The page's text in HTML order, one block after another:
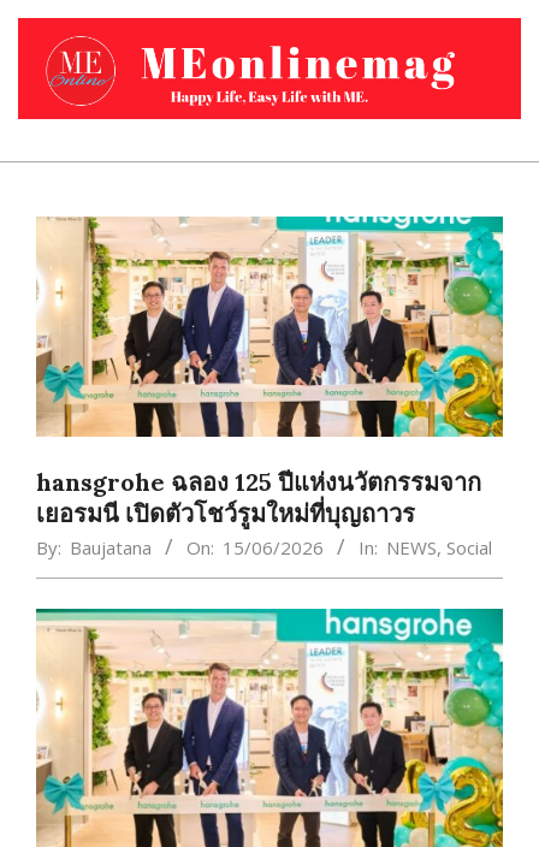
Skip
content
Primary
hansgrohe ฉลอง 125 ปีแห่งนวัตกรรมจาก
เยอรมนี เปิดตัวโชว์รูมใหม่ที่บุญถาวร
By: Baujatana On: 15/06/2026 In: NEWS, Social